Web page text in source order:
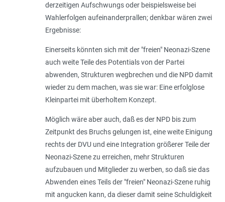
derzeitigen Aufschwungs oder beispielsweise bei
Wahlerfolgen aufeinanderprallen; denkbar wären zwei
Ergebnisse:
Einerseits könnten sich mit der "freien" Neonazi-Szene
auch weite Teile des Potentials von der Partei
abwenden, Strukturen wegbrechen und die NPD damit
wieder zu dem machen, was sie war: Eine erfolglose
Kleinpartei mit überholtem Konzept.
Möglich wäre aber auch, daß es der NPD bis zum
Zeitpunkt des Bruchs gelungen ist, eine weite Einigung
rechts der DVU und eine Integration größerer Teile der
Neonazi-Szene zu erreichen, mehr Strukturen
aufzubauen und Mitglieder zu werben, so daß sie das
Abwenden eines Teils der "freien" Neonazi-Szene ruhig
mit angucken kann, da dieser damit seine Schuldigkeit